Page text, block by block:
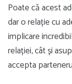
Poate că acest
dar o relație cu
implicare
relației, cât și
accepta